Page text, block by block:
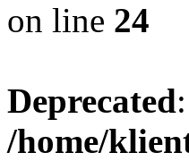
on line 24
Deprecated
/home/